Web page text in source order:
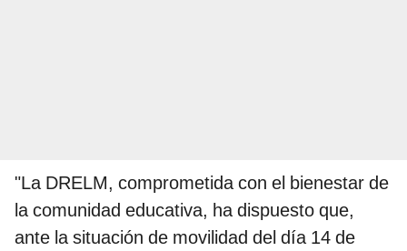
"La DRELM, comprometida con el bienestar de
la comunidad educativa, ha dispuesto que,
ante la situación de movilidad del día 14 de